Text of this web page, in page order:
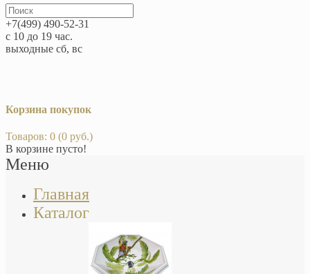
+7(499) 490-52-31
с 10 до 19 час.
выходные сб, вс
Корзина покупок
Товаров: 0 (0 руб.)
В корзине пусто!
Меню
Главная
Каталог